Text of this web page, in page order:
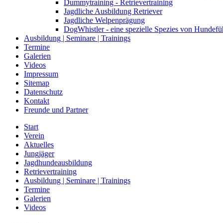
Dummytraining - Retrievertraining
Jagdliche Ausbildung Retriever
Jagdliche Welpenprägung
DogWhistler - eine spezielle Spezies von
Ausbildung | Seminare | Trainings
Termine
Galerien
Videos
Impressum
Sitemap
Datenschutz
Kontakt
Freunde und Partner
Start
Verein
Aktuelles
Jungjäger
Jagdhundeausbildung
Retrievertraining
Ausbildung | Seminare | Trainings
Termine
Galerien
Videos